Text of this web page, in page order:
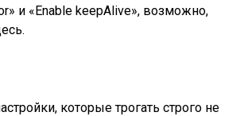
и «Enable keepAlive», возможно,
которые трогать строго не